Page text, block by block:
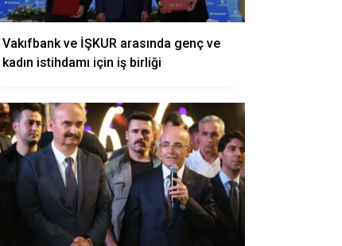
Vakıfbank ve İŞKUR arasında genç ve
kadın istihdamı için iş birliği